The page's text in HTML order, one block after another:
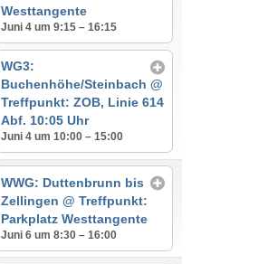
Westtangente
Juni 4 um 9:15 – 16:15
WG3:
Buchenhöhe/Steinbach@
Treffpunkt: ZOB, Linie 614
Abf. 10:05 Uhr
Juni 4 um 10:00 – 15:00
WWG: Duttenbrunn bis
Zellingen@ Treffpunkt:
Parkplatz Westtangente
Juni 6 um 8:30 – 16:00